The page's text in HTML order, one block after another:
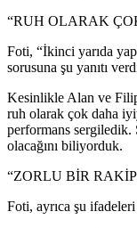
“RUH OLARAK
Foti, “İkinci yarıda
sorusuna şu yanıtı
Kesinlikle Alan ve
ruh olarak çok daha
performans sergiledik.
olacağını biliyorduk.
“ZORLU BİR
Foti, ayrıca şu